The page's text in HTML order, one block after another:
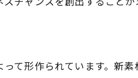
持続可能な社会を目指す取り
て形作られています。新